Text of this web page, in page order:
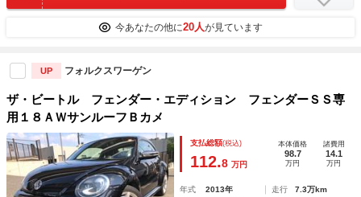
今あなたの他に20人が見ています
UP フォルクスワーゲン
ザ・ビートル フェンダー・エディション フェンダーＳＳ専
用１８ＡＷサンルーフＢカメ
支払総額(税込)
112.8 万円
本体価格
98.7
万円
諸費用
14.1
万円
年式 2013年 走行
7.3万km